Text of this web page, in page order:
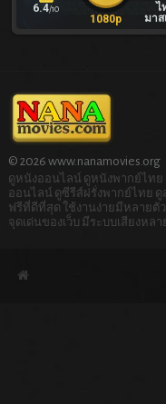
6.4/10
ไ
มาส
1080p
© 2026 www.nanamovies.org
ดูหนังออนไลน์ ดูหนังพากย์ไท
ออนไลน์ ดูซีรีส์ฝรั่งพากย์ไทย
ฟรีที่ดีที่สุด ใช้งานง่ายมีหลายตั
จุดเด่นของเว็บ มีระบบเสียงหล